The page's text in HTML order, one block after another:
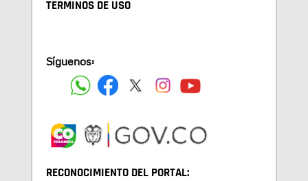
TÉRMINOS DE USO
Síguenos:
RECONOCIMIENTO DEL PORTAL: